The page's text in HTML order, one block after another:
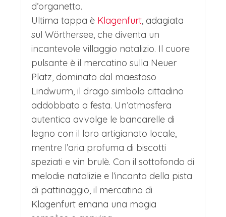
d’organetto.
Ultima tappa è Klagenfurt, adagiata
sul Wörthersee, che diventa un
incantevole villaggio natalizio. Il cuore
pulsante è il mercatino sulla Neuer
Platz, dominato dal maestoso
Lindwurm, il drago simbolo cittadino
addobbato a festa. Un’atmosfera
autentica avvolge le bancarelle di
legno con il loro artigianato locale,
mentre l’aria profuma di biscotti
speziati e vin brulè. Con il sottofondo di
melodie natalizie e l’incanto della pista
di pattinaggio, il mercatino di
Klagenfurt emana una magia